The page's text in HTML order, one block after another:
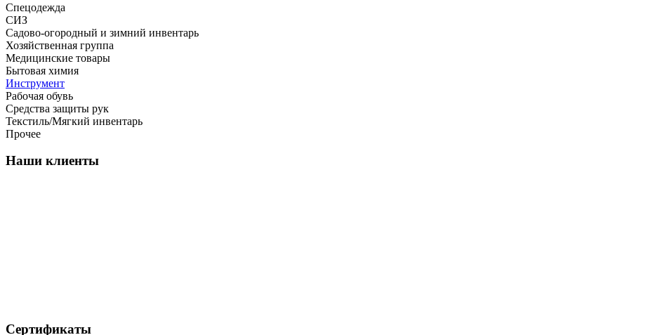
Спецодежда
СИЗ
Садово-огородный и зимний инвентарь
Хозяйственная группа
Медицинские товары
Бытовая химия
Инструмент
Рабочая обувь
Средства защиты рук
Текстиль/Мягкий инвентарь
Прочее
Наши клиенты
Сертификаты